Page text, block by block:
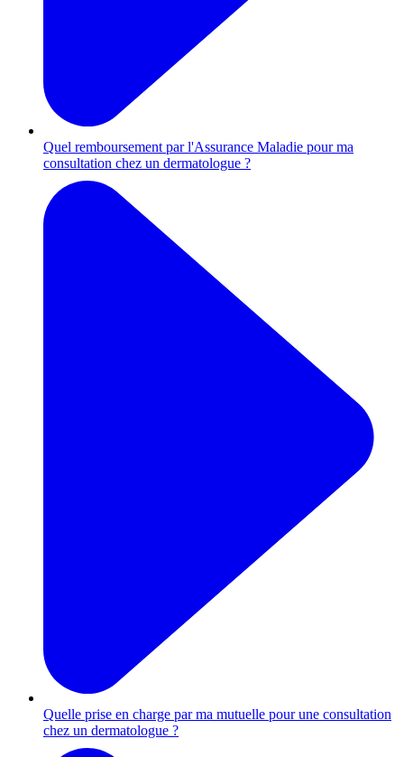
Quel remboursement par l'Assurance Maladie pour ma
consultation chez un dermatologue ?
Quelle prise en charge par ma mutuelle pour une consultation
chez un dermatologue ?